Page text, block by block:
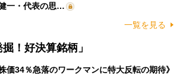
一・代表の思…
一覧を見る
！好決算銘柄」
株価34％急落のワークマンに特大反転の期待》